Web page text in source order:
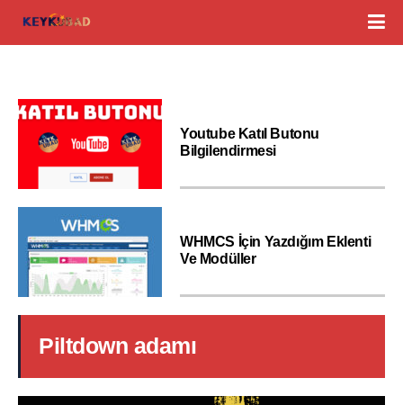
Youtube Katıl Butonu
Bilgilendirmesi
WHMCS İçin Yazdığım Eklenti
Ve Modüller
Piltdown adamı